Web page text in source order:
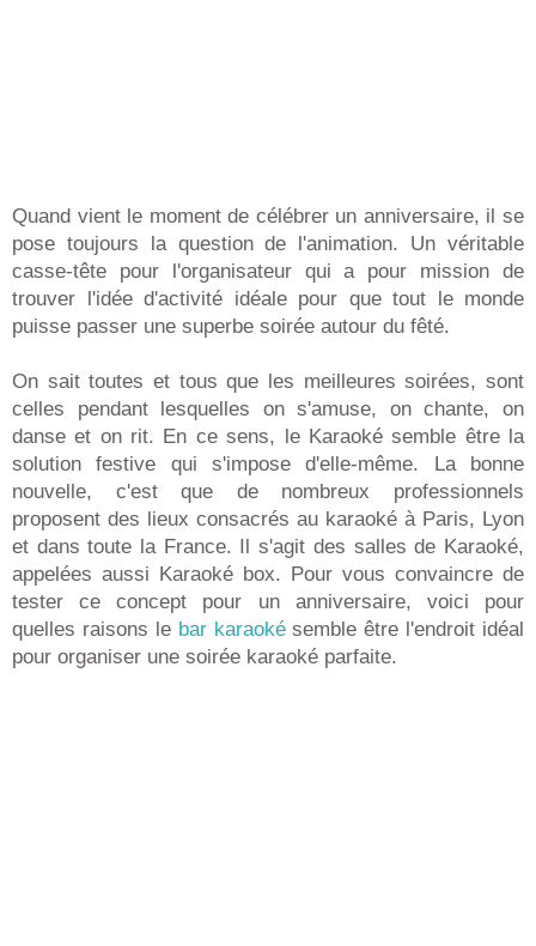
Quand vient le moment de célébrer un anniversaire, il se
pose toujours la question de l'animation. Un véritable
casse-tête pour l'organisateur qui a pour mission de
trouver l'idée d'activité idéale pour que tout le monde
puisse passer une superbe soirée autour du fêté.
On sait toutes et tous que les meilleures soirées, sont
celles pendant lesquelles on s'amuse, on chante, on
danse et on rit. En ce sens, le Karaoké semble être la
solution festive qui s'impose d'elle-même. La bonne
nouvelle, c'est que de nombreux professionnels
proposent des lieux consacrés au karaoké à Paris, Lyon
et dans toute la France. Il s'agit des salles de Karaoké,
appelées aussi Karaoké box. Pour vous convaincre de
tester ce concept pour un anniversaire, voici pour
quelles raisons le bar karaokésemble être l'endroit idéal
pour organiser une soirée karaoké parfaite.